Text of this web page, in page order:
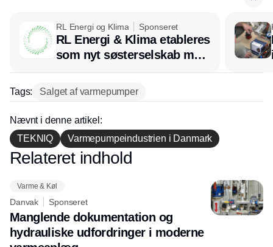
RL Energi og Klima Sponseret
RL Energi & Klima etableres
som nyt søsterselskab med
afsæt i RL Ventilation
Tags: Salget af varmepumper
Nævnt i denne artikel:
TEKNIQ
Varmepumpeindustrien i Danmark
Annonce
Relateret indhold
Varme & Køl
Danvak Sponseret
Manglende dokumentation og
hydrauliske udfordringer i moderne